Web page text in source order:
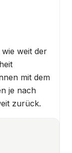
weit der
mit dem
je nach
zurück.